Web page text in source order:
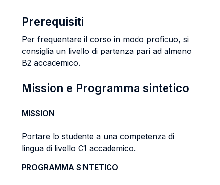
Prerequisiti
Per frequentare il corso in modo proficuo, si
consiglia un livello di partenza pari ad almeno
B2 accademico.
Mission e Programma sintetico
MISSION
Portare lo studente a una competenza di
lingua di livello C1 accademico.
PROGRAMMA SINTETICO